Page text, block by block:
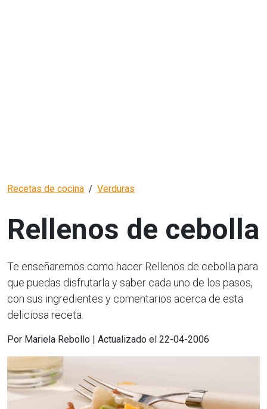
Recetas de cocina Verduras
Rellenos de cebolla
Te enseñaremos como hacer Rellenos de cebolla para
que puedas disfrutarla y saber cada uno de los pasos,
con sus ingredientes y comentarios acerca de esta
deliciosa receta.
Por Mariela Rebollo | Actualizado el 22-04-2006